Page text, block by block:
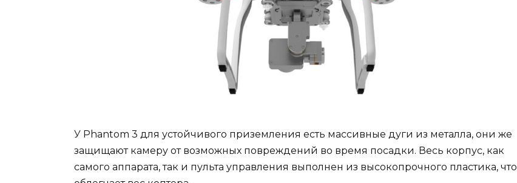
У Phantom 3 для устойчивого приземления есть массивные дуги из металла, они же
защищают камеру от возможных повреждений во время посадки. Весь корпус, как
самого аппарата, так и пульта управления выполнен из высокопрочного пластика, что